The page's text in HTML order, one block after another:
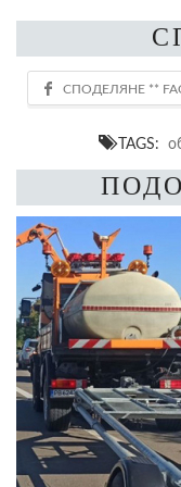
TAGS: